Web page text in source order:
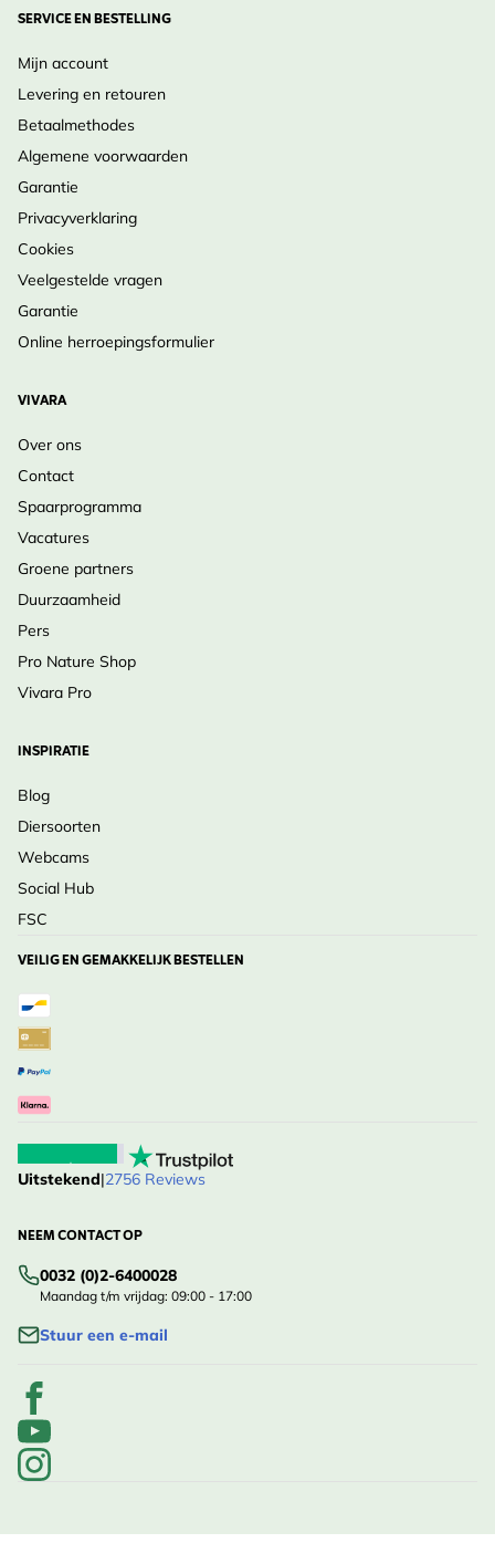
Taal
Illustratie
type
Auteur
Met
bijdragen
van
SERVICE EN BESTELLING
Mijn account
Levering en retouren
Betaalmethodes
Algemene voorwaarden
Garantie
Privacyverklaring
Cookies
Veelgestelde vragen
Garantie
Online herroepingsformulier
VIVARA
Over ons
Contact
Spaarprogramma
Vacatures
Groene partners
Duurzaamheid
Pers
Pro Nature Shop
Vivara Pro
INSPIRATIE
Blog
Diersoorten
Webcams
Social Hub
FSC
VEILIG EN GEMAKKELIJK BESTELLEN
Uitstekend|2756 Reviews
NEEM CONTACT OP
0032 (0)2-6400028
Maandag t/m vrijdag: 09:00 - 17:00
Stuur een e-mail